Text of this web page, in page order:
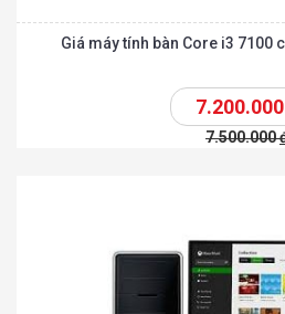
Giá máy tính bàn Core i3 7100
7.200.000
7.500.000